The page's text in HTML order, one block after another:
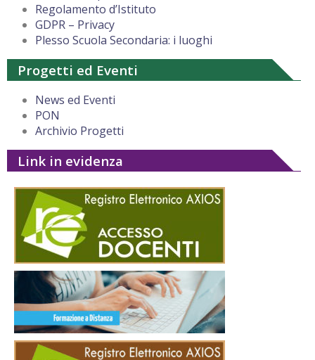
Regolamento d’Istituto
GDPR – Privacy
Plesso Scuola Secondaria: i luoghi
Progetti ed Eventi
News ed Eventi
PON
Archivio Progetti
Link in evidenza